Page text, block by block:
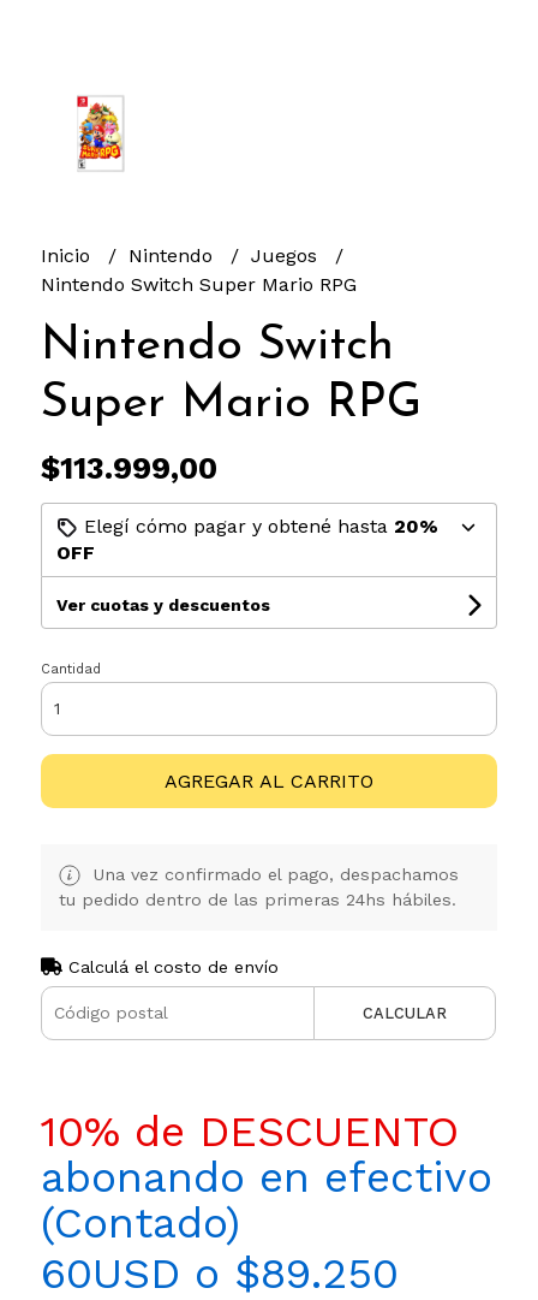
Inicio Nintendo
Juegos
Nintendo Switch Super Mario RPG
Nintendo Switch
Super Mario RPG
$113.999,00
Elegí cómo pagar y obtené hasta 20%
OFF
Ver cuotas y descuentos
Cantidad
AGREGAR AL CARRITO
Una vez confirmado el pago, despachamos
tu pedido dentro de las primeras 24hs hábiles.
Calculá el costo de envío
CALCULAR
10% de DESCUENTO
abonando en efectivo
(Contado)
60USD o $89.250